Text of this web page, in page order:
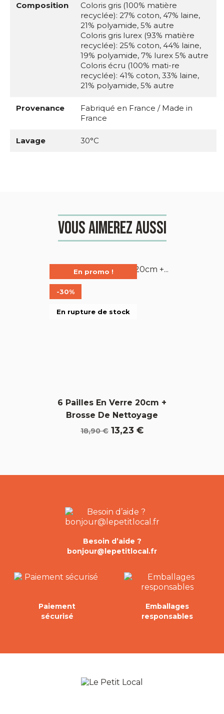
Composition
Coloris gris (100% matière
recyclée): 27% coton, 47% laine,
21% polyamide, 5% autre
Coloris gris lurex (93% matière
recyclée): 25% coton, 44% laine,
19% polyamide, 7% lurex 5% autre
Coloris écru (100% mati-re
recyclée): 41% coton, 33% laine,
21% polyamide, 5% autre
Provenance
Fabriqué en France / Made in
France
Lavage 30°C
Vous aimerez aussi
6 Pailles En Verre 20cm +
Brosse De Nettoyage
Prix
18,90 € Prix
13,23 €
En promo !
-30%
En rupture de stock
Besoin d’aide ?
bonjour@lepetitlocal.fr
Paiement
sécurisé
Emballages
responsables